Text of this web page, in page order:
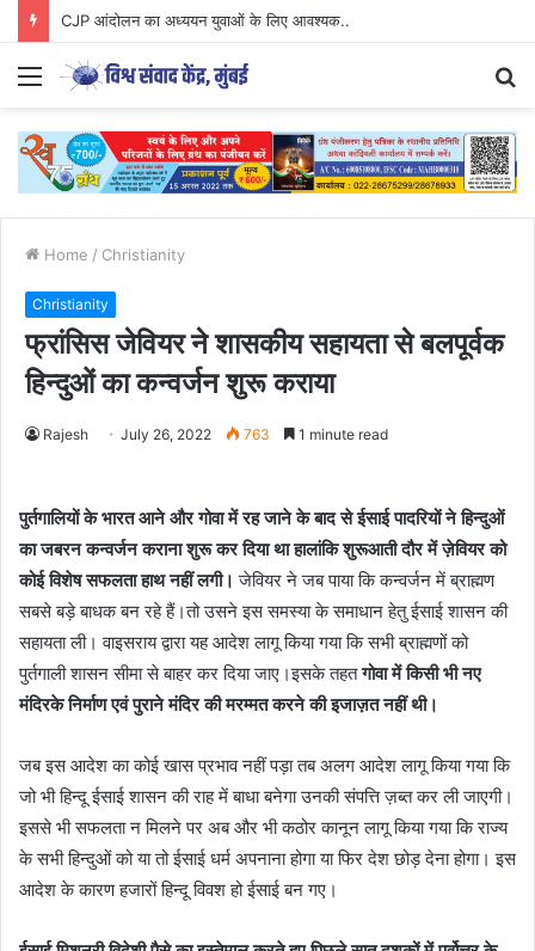
CJP आंदोलन का अध्ययन युवाओं के लिए आवश्यक..
Menu
Home / Christianity
Christianity
फ्रांसिस जेवियर ने शासकीय सहायता से बलपूर्वक
हिन्दुओं का कन्वर्जन शुरू कराया
Rajesh July 26, 2022 763 1 minute read
पुर्तगालियों के भारत आने और गोवा में रह जाने के बाद से ईसाई पादरियों ने हिन्दुओं
का जबरन कन्वर्जन कराना शुरू कर दिया था हालांकि शुरूआती दौर में ज़ेवियर को
कोई विशेष सफलता हाथ नहीं लगी।जेवियर ने जब पाया कि कन्वर्जन में ब्राह्मण
सबसे बड़े बाधक बन रहे हैं।तो उसने इस समस्या के समाधान हेतु ईसाई शासन की
सहायता ली। वाइसराय द्वारा यह आदेश लागू किया गया कि सभी ब्राह्मणों को
पुर्तगाली शासन सीमा से बाहर कर दिया जाए।इसके तहतगोवा में किसी भी नए
मंदिरके निर्माण एवं पुराने मंदिर की मरम्मत करने की इजाज़त नहीं थी।
जब इस आदेश का कोई खास प्रभाव नहीं पड़ा तब अलग आदेश लागू किया गया कि
जो भी हिन्दू ईसाई शासन की राह में बाधा बनेगा उनकी संपत्ति ज़ब्त कर ली जाएगी।
इससे भी सफलता न मिलने पर अब और भी कठोर कानून लागू किया गया कि राज्य
के सभी हिन्दुओं को या तो ईसाई धर्म अपनाना होगा या फिर देश छोड़ देना होगा। इस
आदेश के कारण हजारों हिन्दू विवश हो ईसाई बन गए।